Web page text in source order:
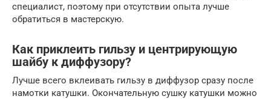
специалист, поэтому при отсутствии опыта лучше
обратиться в мастерскую.
Как приклеить гильзу и центрирующую
шайбу к диффузору?
Лучше всего вклеивать гильзу в диффузор сразу после
намотки катушки. Окончательную сушку катушки можно